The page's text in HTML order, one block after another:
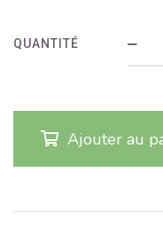
QUANTITÉ
Ajouter au